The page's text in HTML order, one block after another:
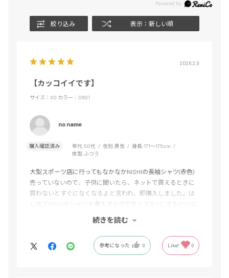
絞り込み 表示：新しい順
2026.2.9
【カッコイイです】
サイズ：XO カラー：0601
no name
購入確認済み 年代:50代 性別:男性 身長:171～175cm
体型:ふつう
大型スポーツ店に行ってもなかなかNISHIの長袖シャツ(赤色)
売っていないので、子供に聞いたら、ネットで買えるときに
買わないとすぐになくなるよと言われ、即購入しました。は
じめてNISHIのシャツを購入するのでサイズをOにするかXOに
りでXOを購入しました。試着してみて、XOがジャストサイズ
なのでしたのでこれからNISHIの商品を購入する際には、ワン
サイズ上で購入することを学びました。
続きを読む
参考になった 0 Like! 0